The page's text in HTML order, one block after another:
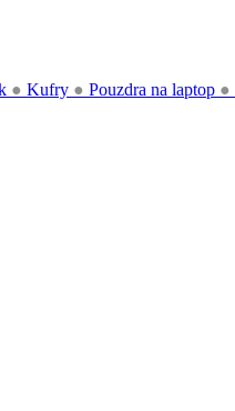
● Kufry ● Pouzdra na laptop ●